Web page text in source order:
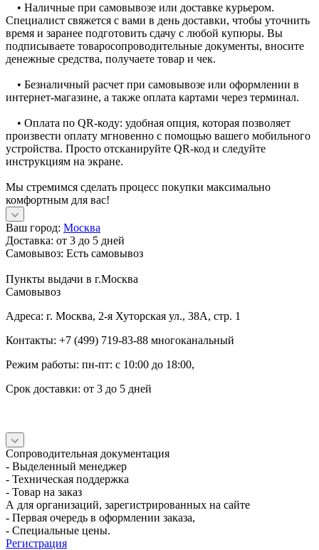
• Наличные при самовывозе или доставке курьером.
Специалист свяжется с вами в день доставки, чтобы уточнить
время и заранее подготовить сдачу с любой купюры. Вы
подписываете товаросопроводительные документы, вносите
денежные средства, получаете товар и чек.
• Безналичный расчет при самовывозе или оформлении в
интернет-магазине, а также оплата картами через терминал.
• Оплата по QR-коду: удобная опция, которая позволяет
произвести оплату мгновенно с помощью вашего мобильного
устройства. Просто отсканируйте QR-код и следуйте
инструкциям на экране.
Мы стремимся сделать процесс покупки максимально
комфортным для вас!
Ваш город: Москва
Доставка: от 3 до 5 дней
Самовывоз: Есть самовывоз
Пункты выдачи в г.Москва
Самовывоз
Адреса: г. Москва, 2-я Хуторская ул., 38А, стр. 1
Контакты: +7 (499) 719-83-88 многоканальный
Режим работы: пн-пт: с 10:00 до 18:00,
Срок доставки: от 3 до 5 дней
Сопроводительная документация
- Выделенный менеджер
- Техническая поддержка
- Товар на заказ
А для организаций, зарегистрированных на сайте
- Первая очередь в оформлении заказа,
- Специальные цены.
Регистрация